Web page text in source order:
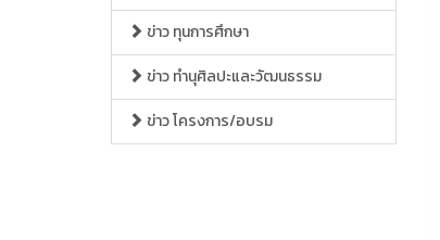
ข่าว ทุนการศึกษา
ข่าว ทำนุศิลปะและวัฒนธรรม
ข่าว โครงการ/อบรม